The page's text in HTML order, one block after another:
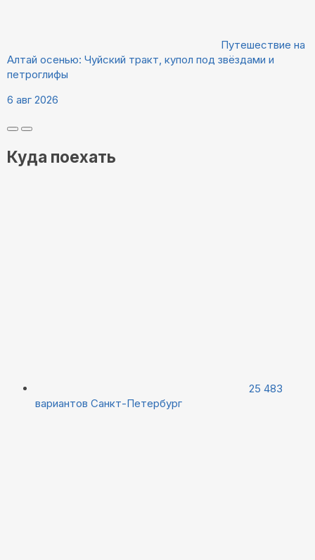
Путешествие на
Алтай осенью: Чуйский тракт, купол под звёздами и
петроглифы
6 авг 2026
Куда поехать
25 483
вариантов Санкт-Петербург